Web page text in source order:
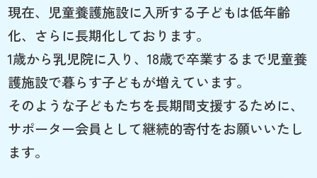
現在、児童養護施設に入所する子どもは低年齢
化、さらに長期化しております。
1歳から乳児院に入り、18歳で卒業するまで児童養
護施設で暮らす子どもが増えています。
そのような子どもたちを長期間支援するために、
サポーター会員として継続的寄付をお願いいたし
ます。